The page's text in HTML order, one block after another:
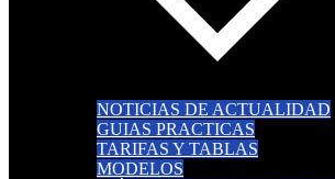
NOTICIAS DE ACTUALIDAD
GUIAS PRACTICAS
TARIFAS Y TABLAS
MODELOS